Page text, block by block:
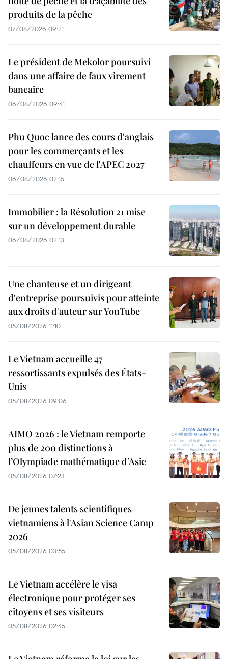
produits de la pêche
07/08/2026 09:21
Le président de Mekolor poursuivi
dans une affaire de faux virement
bancaire
06/08/2026 09:41
Phu Quoc lance des cours d'anglais
pour les commerçants et les
chauffeurs en vue de l'APEC 2027
06/08/2026 02:15
Immobilier : la Résolution 21 mise
sur un développement durable
06/08/2026 02:13
Une chanteuse et un dirigeant
d'entreprise poursuivis pour atteinte
aux droits d'auteur sur YouTube
05/08/2026 11:10
Le Vietnam accueille 47
ressortissants expulsés des États-
Unis
05/08/2026 09:06
AIMO 2026 : le Vietnam remporte
plus de 200 distinctions à
l’Olympiade mathématique d’Asie
05/08/2026 07:23
De jeunes talents scientifiques
vietnamiens à l'Asian Science Camp
2026
05/08/2026 03:55
Le Vietnam accélère le visa
électronique pour protéger ses
citoyens et ses visiteurs
05/08/2026 02:45